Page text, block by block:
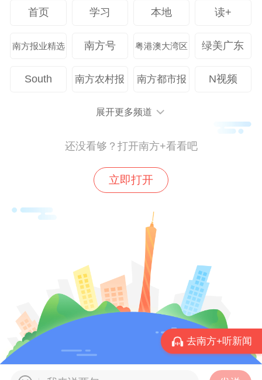
时8分，返回酒店清洗伤口。0时29分，付淇
心医院，1时5分，到达三亚中心医院急诊。
医院监控录像和病历显示，患者自诉被不明
未提及被蛇咬伤。急诊科接诊医生查体可
见，右足第2足趾两处模糊齿样咬伤，相距
1天前有急性咽喉炎病史，自服药物治疗，
根据患者自述病史以及体征，接诊医生参照
《常见动物致伤诊疗规范》等诊疗规范，以
不明生物咬伤给予留院观察、静脉输液等对
症治疗，同时密切观察生命体征变化。
3时24分，患者出现舌部麻木等症状，考虑
病情突发加重，3时35分，医护人员将患者
转送至抢救室监护，并组织专家会诊，怀疑
首页 学习 本地 读+
南方报业精选 南方号 粤港澳大湾区 绿美广东
South 南方农村报 南方都市报 N视频
展开更多频道
还没看够？打开南方+看看吧
立即打开
去南方+听新闻